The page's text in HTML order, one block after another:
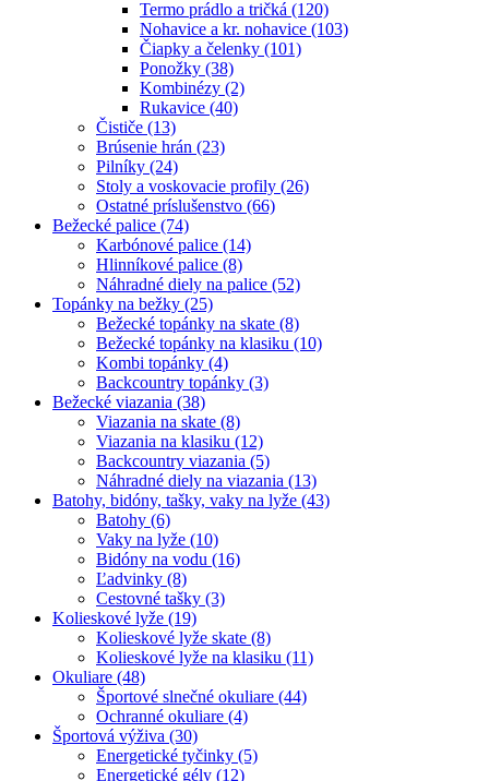
Termo prádlo a tričká (120)
Nohavice a kr. nohavice (103)
Čiapky a čelenky (101)
Ponožky (38)
Kombinézy (2)
Rukavice (40)
Čističe (13)
Brúsenie hrán (23)
Pilníky (24)
Stoly a voskovacie profily (26)
Ostatné príslušenstvo (66)
Bežecké palice (74)
Karbónové palice (14)
Hlinníkové palice (8)
Náhradné diely na palice (52)
Topánky na bežky (25)
Bežecké topánky na skate (8)
Bežecké topánky na klasiku (10)
Kombi topánky (4)
Backcountry topánky (3)
Bežecké viazania (38)
Viazania na skate (8)
Viazania na klasiku (12)
Backcountry viazania (5)
Náhradné diely na viazania (13)
Batohy, bidóny, tašky, vaky na lyže (43)
Batohy (6)
Vaky na lyže (10)
Bidóny na vodu (16)
Ľadvinky (8)
Cestovné tašky (3)
Kolieskové lyže (19)
Kolieskové lyže skate (8)
Kolieskové lyže na klasiku (11)
Okuliare (48)
Športové slnečné okuliare (44)
Ochranné okuliare (4)
Športová výživa (30)
Energetické tyčinky (5)
Energetické gély (12)